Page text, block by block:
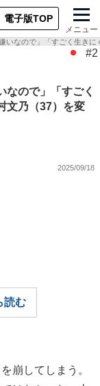
電子版TOP
メニュー
なので」「すごく生きに
#2
ので」「すごく
文乃（37）を変
2025/09/18
読む
崩してしまう。